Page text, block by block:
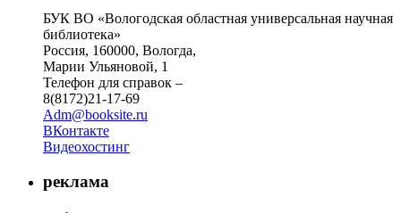
БУК ВО «Вологодская областная универсальная научная
библиотека»
Россия, 160000, Вологда,
Марии Ульяновой, 1
Телефон для справок –
8(8172)21-17-69
Adm@booksite.ru
ВКонтакте
Видеохостинг
реклама